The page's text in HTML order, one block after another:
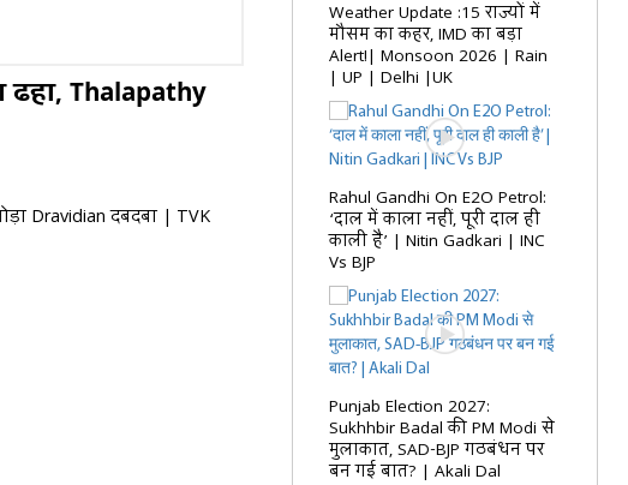
ढहा, Thalapathy
Dravidian दबदबा | TVK
Weather Update :15 राज्यों में
मौसम का कहर, IMD का बड़ा
Alert!| Monsoon 2026 | Rain
| UP | Delhi |UK
Rahul Gandhi On E2O Petrol:
‘दाल में काला नहीं, पूरी दाल ही
काली है’ | Nitin Gadkari | INC
Vs BJP
Punjab Election 2027:
Sukhhbir Badal की PM Modi से
मुलाकात, SAD-BJP गठबंधन पर
बन गई बात? | Akali Dal